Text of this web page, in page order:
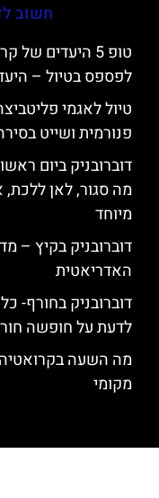
חשוב
טופ 5 היעדים
לפספס בטיול –
טיול לאגמי
פנורמית ושייט
דוברובניק ביום
מה סגור, לאן ללכת,
מיוחד
דוברובניק בקיץ –
האדריאטית
דוברובניק בחורף-
לדעת על חופשה
מה השעה
מקומי